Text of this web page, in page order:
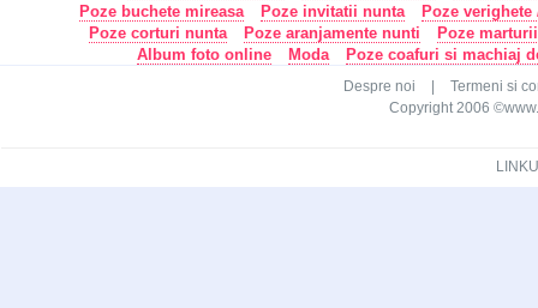
Poze buchete mireasa
Poze invitatii nunta
Poze
Poze corturi nunta
Poze aranjamente nunti
Poze
Album foto online
Moda Poze coafuri si machiaj
Despre noi
Termeni si
Copyright 2006